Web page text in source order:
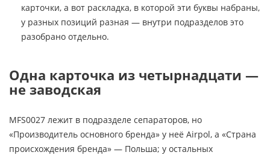
карточки, а вот раскладка, в которой эти буквы набраны,
у разных позиций разная — внутри подразделов это
разобрано отдельно.
Одна карточка из четырнадцати —
не заводская
MFS0027 лежит в подразделе сепараторов, но
«Производитель основного бренда» у неё Airpol, а «Страна
происхождения бренда» — Польша; у остальных